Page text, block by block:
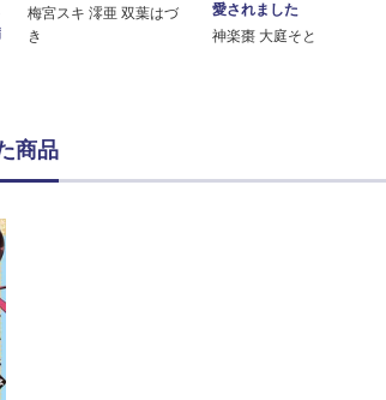
梅宮スキ 澪亜 双葉はづ
き
愛されました
神楽棗 大庭そと
商品